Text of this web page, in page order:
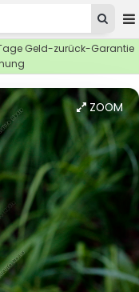
Geld-zurück-Garantie
ZOOM